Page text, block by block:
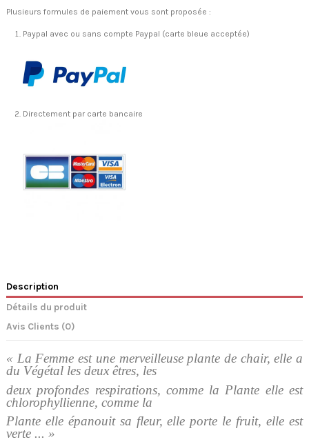
Plusieurs formules de paiement vous sont proposée :
Paypal avec ou sans compte Paypal (carte bleue acceptée)
Directement par carte bancaire
Description
Détails du produit
Avis Clients (0)
« La Femme est une merveilleuse plante de chair, elle a
du Végétal les deux êtres, les
deux profondes respirations, comme la Plante elle est
chlorophyllienne, comme la
Plante elle épanouit sa fleur, elle porte le fruit, elle est
verte ... »